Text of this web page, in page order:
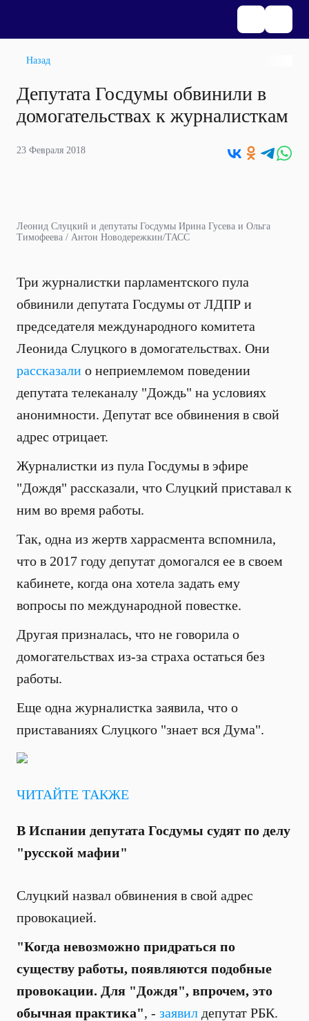
Назад
Депутата Госдумы обвинили в
домогательствах к журналисткам
23 Февраля 2018
Леонид Слуцкий и депутаты Госдумы Ирина Гусева и Ольга
Тимофеева / Антон Новодережкин/ТАСС
Три журналистки парламентского пула
обвинили депутата Госдумы от ЛДПР и
председателя международного комитета
Леонида Слуцкого в домогательствах. Они
рассказали о неприемлемом поведении
депутата телеканалу "Дождь" на условиях
анонимности. Депутат все обвинения в свой
адрес отрицает.
Журналистки из пула Госдумы в эфире
"Дождя" рассказали, что Слуцкий приставал к
ним во время работы.
Так, одна из жертв харрасмента вспомнила,
что в 2017 году депутат домогался ее в своем
кабинете, когда она хотела задать ему
вопросы по международной повестке.
Другая призналась, что не говорила о
домогательствах из-за страха остаться без
работы.
Еще одна журналистка заявила, что о
приставаниях Слуцкого "знает вся Дума".
ЧИТАЙТЕ ТАКЖЕ
В Испании депутата Госдумы судят по делу
"русской мафии"
Слуцкий назвал обвинения в свой адрес
провокацией.
"Когда невозможно придраться по
существу работы, появляются подобные
провокации. Для "Дождя", впрочем, это
обычная практика", - заявил депутат РБК.